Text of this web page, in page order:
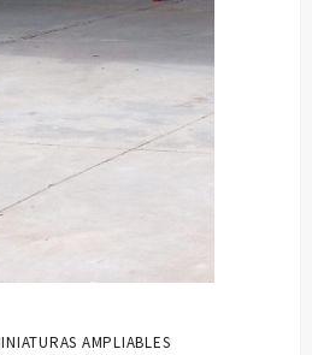
AMPLIABLES